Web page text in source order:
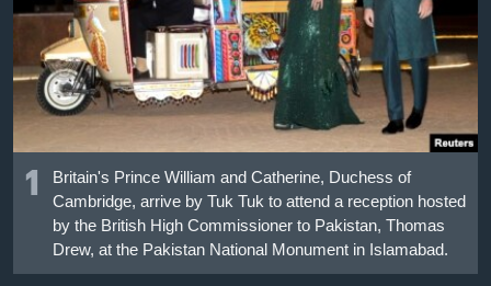
เรียนรู้ภาษาอังกฤษ
พอดคาสต์
ติดตามเรา
เลือกภาษา
1
Britain's Prince William and Catherine, Duchess of
Cambridge, arrive by Tuk Tuk to attend a reception hosted
by the British High Commissioner to Pakistan, Thomas
Drew, at the Pakistan National Monument in Islamabad.